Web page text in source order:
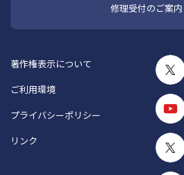
修理受付のご案内
著作権表示について
ご利用環境
プライバシーポリシー
リンク